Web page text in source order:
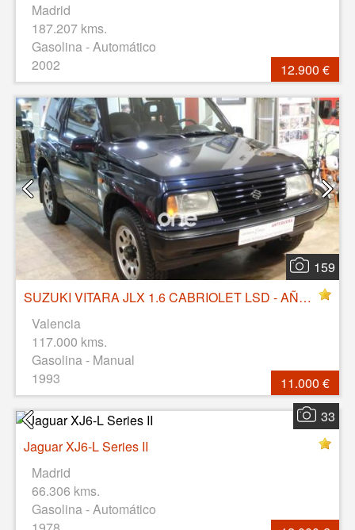
Madrid
187.207 kms.
Gasolina - Automático
2002
12.900 €
159
SUZUKI VITARA JLX 1.6 CABRIOLET LSD - AÑO 1993
Valencia
117.000 kms.
Gasolina - Manual
1993
11.000 €
33
Jaguar XJ6-L Series II
Madrid
66.306 kms.
Gasolina - Automático